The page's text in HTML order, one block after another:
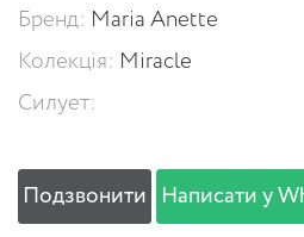
Бренд: Maria Anette
Колекція: Miracle
Силует:
Подзвонити Написати у